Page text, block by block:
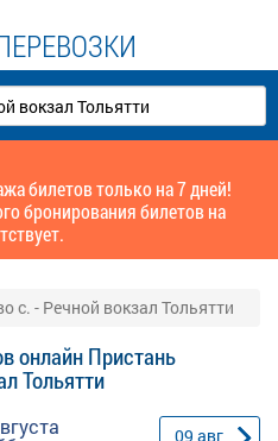
билетов только на 7 дней!
бронирования билетов на
с. - Речной вокзал Тольятти
онлайн Пристань
Тольятти
09 авг